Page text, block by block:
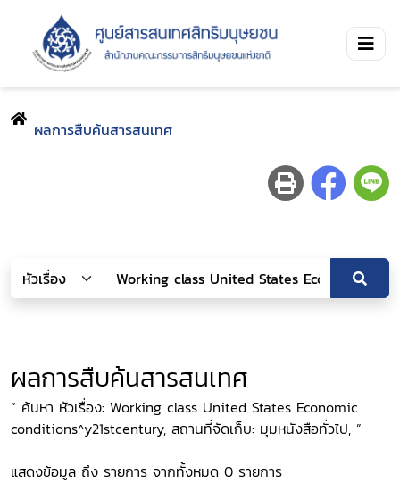
ผลการสืบค้นสารสนเทศ
ผลการสืบค้นสารสนเทศ
“ ค้นหา หัวเรื่อง: Working class United States Economic
conditions^y21stcentury, สถานที่จัดเก็บ: มุมหนังสือทั่วไป, ”
แสดงข้อมูล ถึง รายการ จากทั้งหมด 0 รายการ